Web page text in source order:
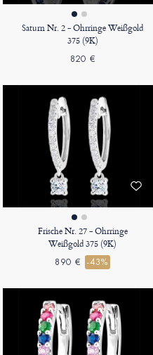
Saturn Nr. 2 - Ohrringe Weißgold
375 (9K)
820 €
Frische Nr. 27 - Ohrringe
Weißgold 375 (9K)
890 € -43%